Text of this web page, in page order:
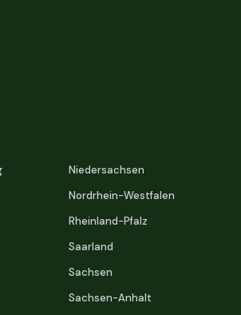
Niedersachsen
Nordrhein-Westfalen
Rheinland-Pfalz
Saarland
Sachsen
Sachsen-Anhalt